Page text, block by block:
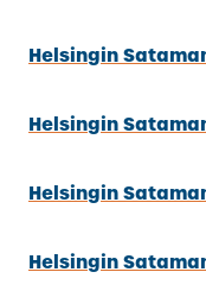
Helsingin
Helsingin
Helsingin
Helsingin